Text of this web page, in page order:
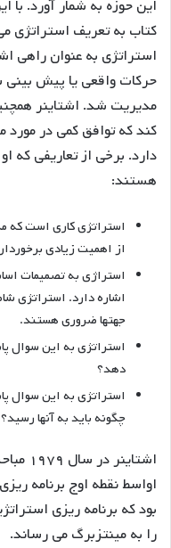
این حوزه به شمار آورد. با
کتاب به تعریف استراتژی
استراتژی به عنوان راهی
حرکات واقعی یا پیش بینی
مدیریت شد. اشتاینر
کند که توافق کمی در مورد
دارد. برخی از تعاریفی که
هستند:
استراتژی کاری است که
از اهمیت زیادی
استراژی به تصمیمات
اشاره دارد. استراتژی
جهتها ضروری هستند.
استراتژی به این سوال
دهد؟
استراتژی به این سوال
چگونه باید به آنها رسید؟
بود که برنامه ریزی
را به مینتزبرگ می رساند.